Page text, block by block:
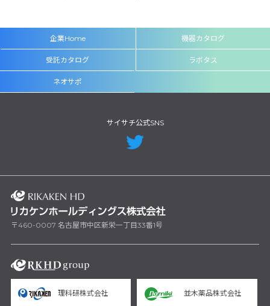
企業Home 機器カタログ
受託カタログ ラボタス
ネオサポ
サイサチ公式SNS
〒460-0007 名古屋市中区新栄一丁目33番1号
理科研株式会社 並木薬品株式会社